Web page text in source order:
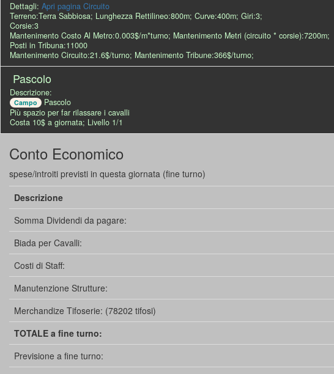
Dettagli: Apri pagina Circuito
Terreno:Terra Sabbiosa; Lunghezza Rettilineo:800m; Curve:400m; Giri:3;
Corsie:3
Mantenimento Costo Al Metro:0.003$/m*turno; Mantenimento Metri (circuito * corsie):7200m;
Posti in Tribuna:11000
Mantenimento Circuito:21.6$/turno; Mantenimento Tribune:366$/turno;
Pascolo
Descrizione:
Campo
Pascolo
Più spazio per far rilassare i cavalli
Costa 10$ a giornata; Livello 1/1
Conto Economico
spese/introiti previsti in questa giornata (fine turno)
Descrizione
Somma Dividendi da pagare:
Biada per Cavalli:
Costi di Staff:
Manutenzione Strutture:
Merchandize Tifoserie: (78202 tifosi)
TOTALE a fine turno:
Previsione a fine turno: